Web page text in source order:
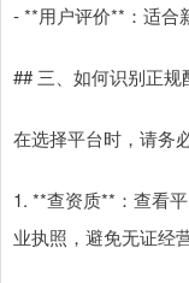
- **用户评价**：适合
## 三、如何识别正规
在选择平台时，请务
1. **查资质**：查看
业执照，避免无证经营